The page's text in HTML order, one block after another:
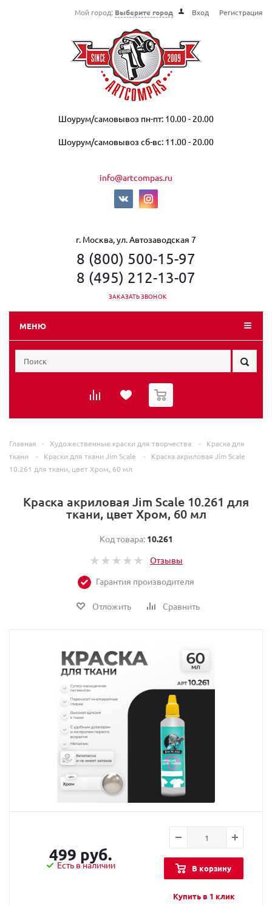
Мой город: Выберите город Вход Регистрация
Шоурум/самовывоз пн-пт: 10.00 - 20.00
Шоурум/самовывоз сб-вс: 11.00 - 20.00
info@artcompas.ru
г. Москва, ул. Автозаводская 7
8 (800) 500-15-97
8 (495) 212-13-07
ЗАКАЗАТЬ ЗВОНОК
МЕНЮ
0
Главная - Художественные краски для творчества -
Краска для
ткани
- Краски для ткани Jim Scale -
Краска акриловая Jim Scale
10.261 для ткани, цвет Хром, 60 мл
Краска акриловая Jim Scale 10.261 для
ткани, цвет Хром, 60 мл
Код товара: 10.261
Отзывы
Гарантия производителя
Отложить Сравнить
499 руб.
Есть в наличии В корзину
Купить в 1 клик